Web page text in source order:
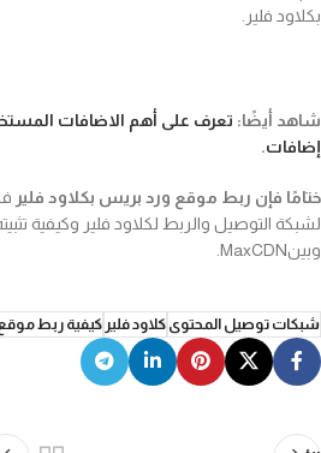
بكلاود فلير.
شاهد أيضًا:
إضافات.
ختامًا فإن ربط موقع ورد بريس بكلاود فلير
لشبكة التوصيل والربط لكلاود فلير وكيفية
وبينMaxCDN.
شبكات توصيل المحتوى كلاود فلير كيفية ربط موقع